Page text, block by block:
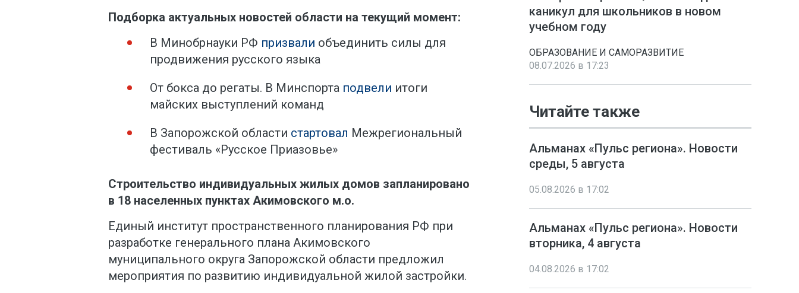
Подборка актуальных новостей области на текущий момент:
В Минобрнауки РФ призвали объединить силы для
продвижения русского языка
От бокса до регаты. В Минспорта подвели итоги
майских выступлений команд
В Запорожской области стартовал Межрегиональный
фестиваль «Русское Приазовье»
Строительство индивидуальных жилых домов запланировано
в 18 населенных пунктах Акимовского м.о.
Единый институт пространственного планирования РФ при
разработке генерального плана Акимовского
муниципального округа Запорожской области предложил
мероприятия по развитию индивидуальной жилой застройки.
каникул для школьников в новом
учебном году
ОБРАЗОВАНИЕ И САМОРАЗВИТИЕ
08.07.2026 в 17:23
Читайте также
Альманах «Пульс региона». Новости
среды, 5 августа
05.08.2026 в 17:02
Альманах «Пульс региона». Новости
вторника, 4 августа
04.08.2026 в 17:02